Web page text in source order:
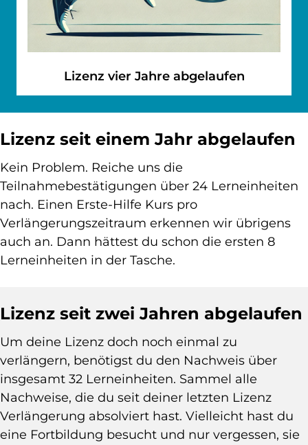
Lizenz vier Jahre abgelaufen
Lizenz seit einem Jahr abgelaufen
Kein Problem. Reiche uns die
Teilnahmebestätigungen über 24 Lerneinheiten
nach. Einen Erste-Hilfe Kurs pro
Verlängerungszeitraum erkennen wir übrigens
auch an. Dann hättest du schon die ersten 8
Lerneinheiten in der Tasche.
Lizenz seit zwei Jahren abgelaufen
Um deine Lizenz doch noch einmal zu
verlängern, benötigst du den Nachweis über
insgesamt 32 Lerneinheiten. Sammel alle
Nachweise, die du seit deiner letzten Lizenz
Verlängerung absolviert hast. Vielleicht hast du
eine Fortbildung besucht und nur vergessen, sie